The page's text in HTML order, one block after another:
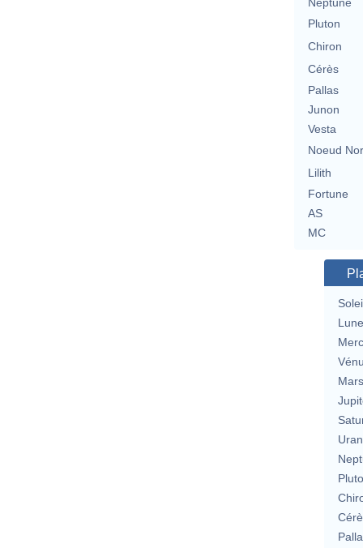
Neptune
Pluton
Chiron
Cérès
Pallas
Junon
Vesta
Noeud
Lilith
Fortune
AS
MC
Lune
Mars